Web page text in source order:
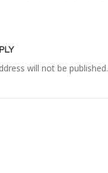
will not be published.